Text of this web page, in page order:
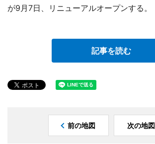
が9月7日、リニューアルオープンする。
記事を読む
前の地図 次の地図